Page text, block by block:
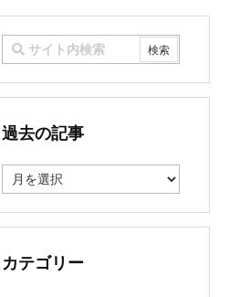
過去の記事
去
記
カテゴリー